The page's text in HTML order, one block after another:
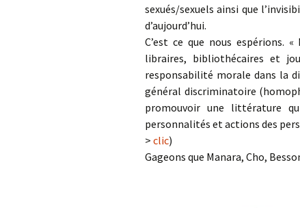
sexués/sexuels ainsi que
d’aujourd’hui.
C’est ce que nous espérions.
libraires, bibliothécaires et
responsabilité morale dans la
général discriminatoire
promouvoir une littérature
personnalités et actions des
> clic)
Gageons que Manara, Cho,